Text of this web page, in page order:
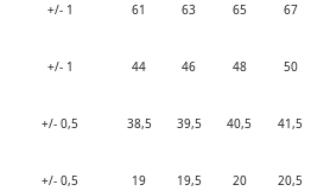
+/- 1 61 63 65 67
+/- 1 44 46 48 50
+/- 0,5 38,5 39,5 40,5 41,5
+/- 0,5 19 19,5 20 20,5